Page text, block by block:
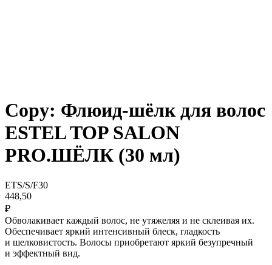
Copy: Флюид-шёлк для волос
ESTEL TOP SALON
PRO.ШЁЛК (30 мл)
ETS/S/F30
448,50
₽
Обволакивает каждый волос, не утяжеляя и не склеивая их.
Обеспечивает яркий интенсивный блеск, гладкость
и шелковистость. Волосы приобретают яркий безупречный
и эффектный вид.